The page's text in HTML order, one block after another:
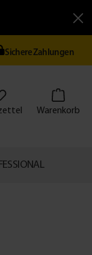
Sichere Zahlungen
Warenkorb